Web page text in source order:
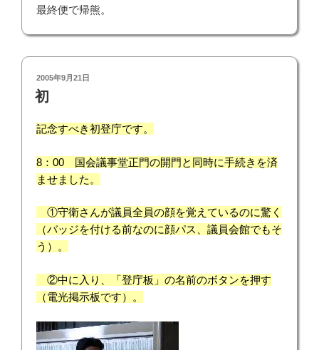
最終便で帰熊。
投
稿
日:
2005年9月21日
初
記念すべき初登庁です。
8：00 国会議事堂正門の開門と同時に手続きを済
ませました。
①守衛さんが議員全員の顔を覚えているのに驚く
（バッジを付ける前なのに顔パス、議員会館でもそ
う）。
②中に入り、「登庁板」の名前のボタンを押す
（電光掲示板です）。